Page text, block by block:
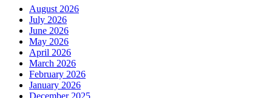
August 2026
July 2026
June 2026
May 2026
April 2026
March 2026
February 2026
January 2026
December 2025